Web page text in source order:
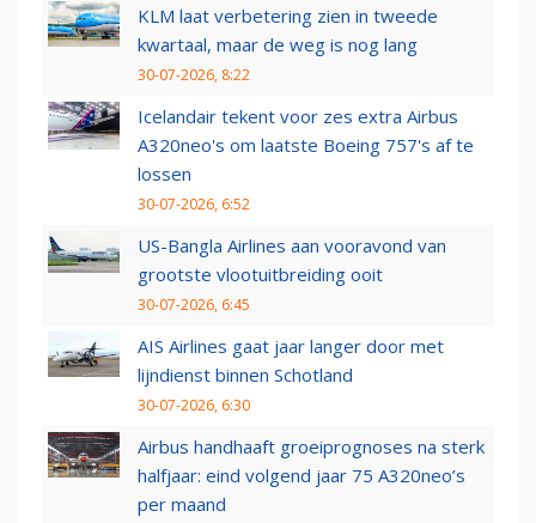
KLM laat verbetering zien in tweede
kwartaal, maar de weg is nog lang
30-07-2026, 8:22
Icelandair tekent voor zes extra Airbus
A320neo's om laatste Boeing 757's af te
lossen
30-07-2026, 6:52
US-Bangla Airlines aan vooravond van
grootste vlootuitbreiding ooit
30-07-2026, 6:45
AIS Airlines gaat jaar langer door met
lijndienst binnen Schotland
30-07-2026, 6:30
Airbus handhaaft groeiprognoses na sterk
halfjaar: eind volgend jaar 75 A320neo’s
per maand